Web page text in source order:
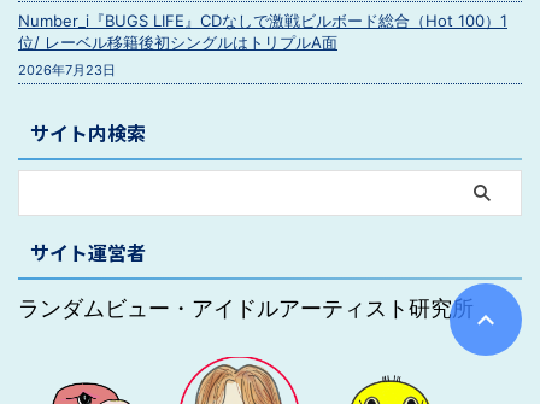
Number_i『BUGS LIFE』CDなしで激戦ビルボード総合（Hot 100）1
位/ レーベル移籍後初シングルはトリプルA面
2026年7月23日
サイト内検索
サイト運営者
ランダムビュー・アイドルアーティスト研究所